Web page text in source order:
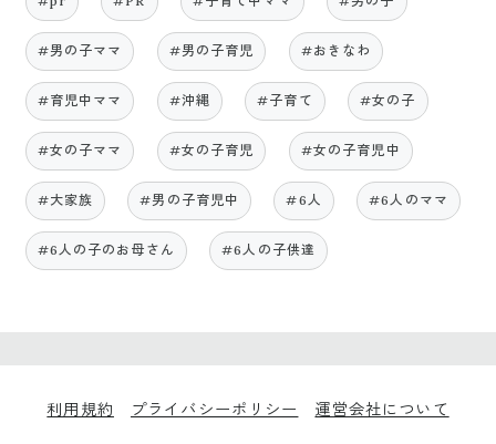
#男の子ママ #男の子育児 #おきなわ
#育児中ママ #沖縄 #子育て #女の子
#女の子ママ #女の子育児 #女の子育児中
#大家族 #男の子育児中 #6人 #6人のママ
#6人の子のお母さん #6人の子供達
利用規約 プライバシーポリシー 運営会社について